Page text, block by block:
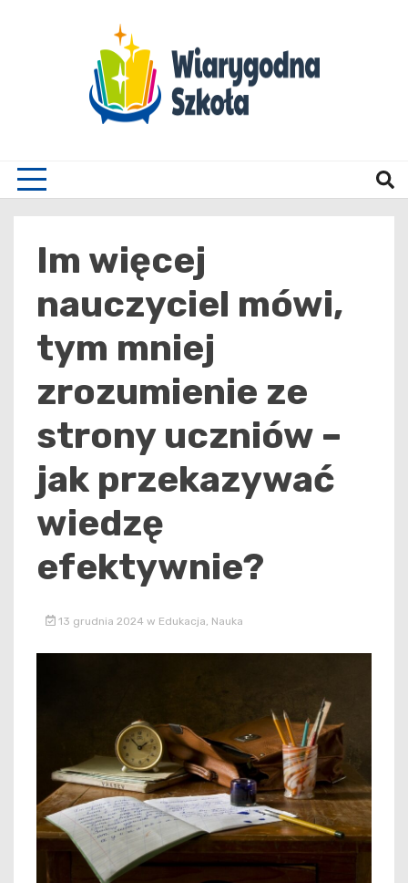
Im więcej
nauczyciel mówi,
tym mniej
zrozumienie ze
strony uczniów –
jak przekazywać
wiedzę
efektywnie?
13 grudnia 2024 w Edukacja Nauka